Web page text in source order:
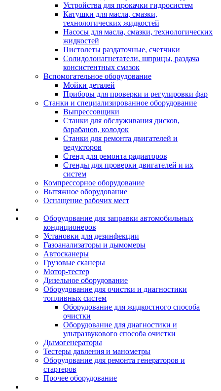
Устройства для прокачки гидросистем
Катушки для масла, смазки,
технологических жидкостей
Насосы для масла, смазки, технологических
жидкостей
Пистолеты раздаточные, счетчики
Солидолонагнетатели, шприцы, раздача
консистентных смазок
Вспомогательное оборудование
Мойки деталей
Приборы для проверки и регулировки фар
Станки и специализированное оборудование
Выпрессовщики
Станки для обслуживания дисков,
барабанов, колодок
Станки для ремонта двигателей и
редукторов
Стенд для ремонта радиаторов
Стенды для проверки двигателей и их
систем
Компрессорное оборудование
Вытяжное оборудование
Оснащение рабочих мест
Оборудование для заправки автомобильных
кондиционеров
Установки для дезинфекции
Газоанализаторы и дымомеры
Автосканеры
Грузовые сканеры
Мотор-тестер
Дизельное оборудование
Оборудование для очистки и диагностики
топливных систем
Оборудование для жидкостного способа
очистки
Оборудование для диагностики и
ультразвукового способа очистки
Дымогенераторы
Тестеры давления и манометры
Оборудование для ремонта генераторов и
стартеров
Прочее оборудование